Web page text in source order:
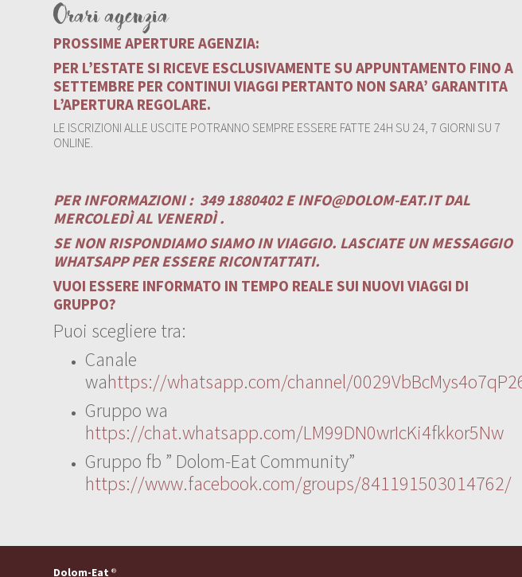
Orari agenzia
PROSSIME APERTURE AGENZIA:
PER L’ESTATE SI RICEVE ESCLUSIVAMENTE SU APPUNTAMENTO FINO A
SETTEMBRE PER CONTINUI VIAGGI PERTANTO NON SARA’ GARANTITA
L’APERTURA REGOLARE.
LE ISCRIZIONI ALLE USCITE POTRANNO SEMPRE ESSERE FATTE 24H SU 24, 7 GIORNI SU 7
ONLINE.
PER INFORMAZIONI : 349 1880402 EINFO@DOLOM-EAT.ITDAL
MERCOLEDÌ AL VENERDÌ .
SE NON RISPONDIAMO SIAMO IN VIAGGIO. LASCIATE UN MESSAGGIO
WHATSAPP PER ESSERE RICONTATTATI.
VUOI ESSERE INFORMATO IN TEMPO REALE SUI NUOVI VIAGGI DI
GRUPPO?
Puoi scegliere tra:
Canale
wahttps://whatsapp.com/channel/
Gruppo wa
https://chat.whatsapp.com/LM99DN0wrIcKi4fkkor5Nw
Gruppo fb ” Dolom-Eat Community”
https://www.facebook.com/groups/841191503014762/
Dolom-Eat ®